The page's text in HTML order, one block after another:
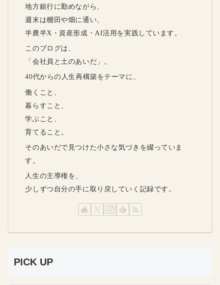
地方銀行に勤めながら、
週末は棚田や畑に通い、
半農半X・資産形成・AI活用を実践しています。
このブログは、
「会社員と土のあいだ」。
40代からの人生再構築をテーマに、
働くこと、
暮らすこと、
学ぶこと、
育てること。
そのあいだで見つけた小さな気づきを綴っていま
す。
人生の主導権を、
少しずつ自分の手に取り戻していく記録です。
PICK UP